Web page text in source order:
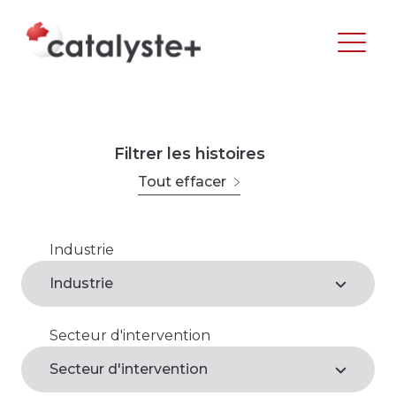
Filtrer les histoires
Tout effacer
Industrie
Industrie
Agroalimentaire
Arts, loisirs et culture
Secteur d'intervention
Secteur d'intervention
Agroalimentaire*